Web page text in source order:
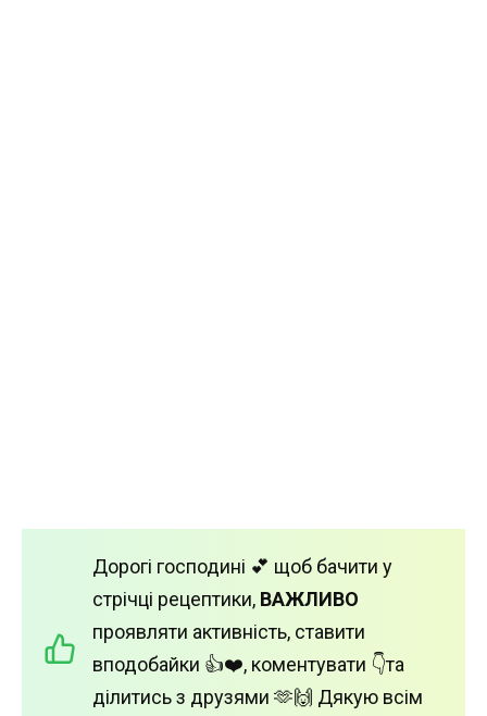
Дорогі господині 💕 щоб бачити у
стрічці рецептики, ВАЖЛИВО
проявляти активність, ставити
вподобайки 👍❤️, коментувати 👇та
ділитись з друзями 🫶🙌 Дякую всім